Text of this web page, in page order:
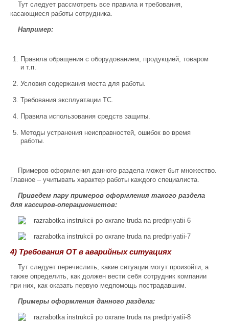
Тут следует рассмотреть все правила и требования,
касающиеся работы сотрудника.
Например:
Правила обращения с оборудованием, продукцией, товаром
и т.п.
Условия содержания места для работы.
Требования эксплуатации ТС.
Правила использования средств защиты.
Методы устранения неисправностей, ошибок во время
работы.
Примеров оформления данного раздела может быт множество.
Главное – учитывать характер работы каждого специалиста.
Приведем пару примеров оформления такого раздела
для кассиров-операционистов:
4) Требования ОТ в аварийных ситуациях
Тут следует перечислить, какие ситуации могут произойти, а
также определить, как должен вести себя сотрудник компании
при них, как оказать первую медпомощь пострадавшим.
Примеры оформления данного раздела: